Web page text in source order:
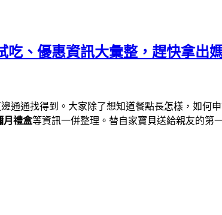
、優惠資訊大彙整，趕快拿出
通通找得到。大家除了想知道餐點長怎樣，如何
月禮盒等資訊一併整理。替自家寶貝送給親友的第